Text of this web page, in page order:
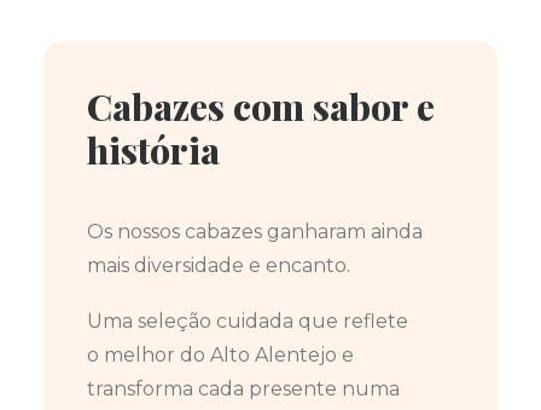
Cabazes com sabor e
história
Os nossos cabazes ganharam ainda
mais diversidade e encanto.
Uma seleção cuidada que reflete
o melhor do Alto Alentejo e
transforma cada presente numa